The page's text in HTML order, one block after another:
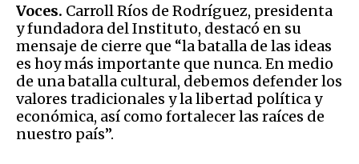
Voces. Carroll Ríos de Rodríguez, presidenta
y fundadora del Instituto, destacó en su
mensaje de cierre que “la batalla de las ideas
es hoy más importante que nunca. En medio
de una batalla cultural, debemos defender los
valores tradicionales y la libertad política y
económica, así como fortalecer las raíces de
nuestro país”.